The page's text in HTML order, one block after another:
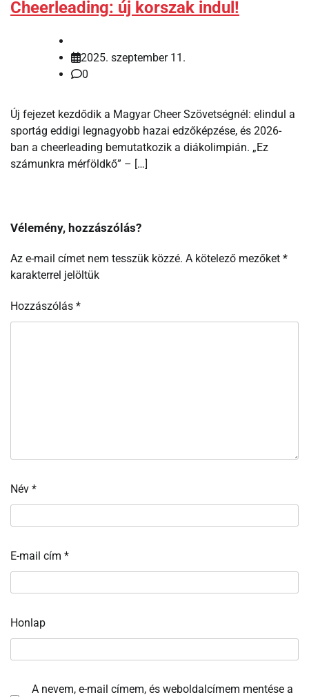
Cheerleading: új korszak indul!
2025. szeptember 11.
0
Új fejezet kezdődik a Magyar Cheer Szövetségnél: elindul a
sportág eddigi legnagyobb hazai edzőképzése, és 2026-
ban a cheerleading bemutatkozik a diákolimpián. „Ez
számunkra mérföldkő” – […]
Vélemény, hozzászólás?
Az e-mail címet nem tesszük közzé. A kötelező mezőket *
karakterrel jelöltük
Hozzászólás *
Név *
E-mail cím *
Honlap
A nevem, e-mail címem, és weboldalcímem mentése a